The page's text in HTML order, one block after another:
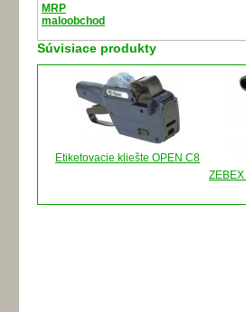
MRP
maloobchod
Súvisiace produkty
Etiketovacie kliešte OPEN C8